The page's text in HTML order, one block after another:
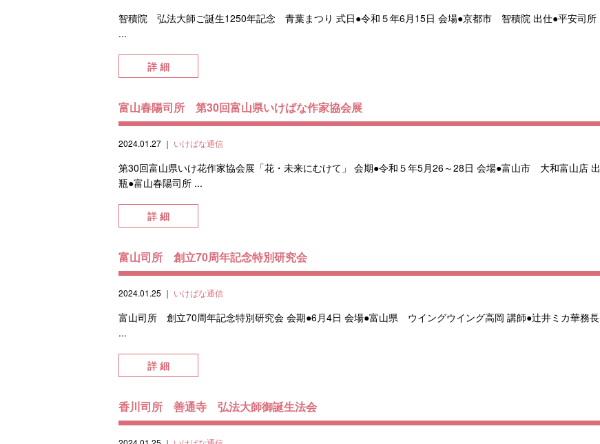
智積院 弘法大師ご誕生1250年記念 青葉まつり 式日●令和５年6月15日 会場●京都市 智積院 出仕●平安司所
...
詳 細
富山春陽司所 第30回富山県いけばな作家協会展
2024.01.27 ｜ いけばな通信
第30回富山県いけ花作家協会展「花・未来にむけて」 会期●令和５年5月26～28日 会場●富山市 大和富山店 出
瓶●富山春陽司所 ...
詳 細
富山司所 創立70周年記念特別研究会
2024.01.25 ｜ いけばな通信
富山司所 創立70周年記念特別研究会 会期●6月4日 会場●富山県 ウイングウイング高岡 講師●辻󠄀井ミカ華務長
...
詳 細
香川司所 善通寺 弘法大師御誕生法会